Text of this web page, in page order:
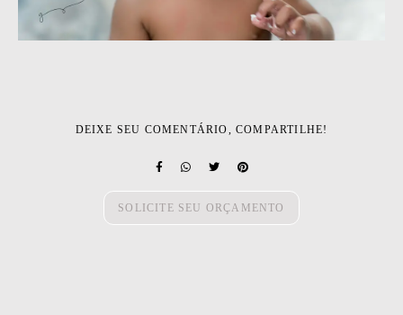
DEIXE SEU COMENTÁRIO, COMPARTILHE!
SOLICITE SEU ORÇAMENTO